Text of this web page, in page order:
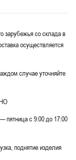
зарубежья со склада в
осуществляется
случае уточняйте
с 9:00 до 17:00
поднятие изделия